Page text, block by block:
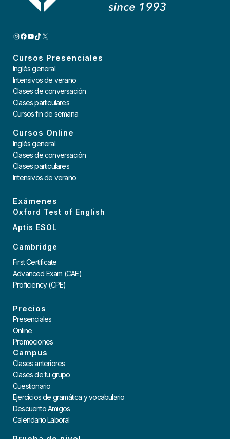
INSTAGRAM
FACEBOOK
YOUTUBE
TIKTOK
X
Cursos Presenciales
Inglés general
Intensivos de verano
Clases de conversación
Clases particulares
Cursos fin de semana
Cursos Online
Inglés general
Clases de conversación
Clases particulares
Intensivos de verano
Exámenes
Oxford Test of English
Aptis ESOL
Cambridge
First Certificate
Advanced Exam (CAE)
Proficiency (CPE)
Precios
Presenciales
Online
Promociones
Campus
Clases anteriores
Clases de tu grupo
Cuestionario
Ejercicios de gramática y vocabulario
Descuento Amigos
Calendario Laboral